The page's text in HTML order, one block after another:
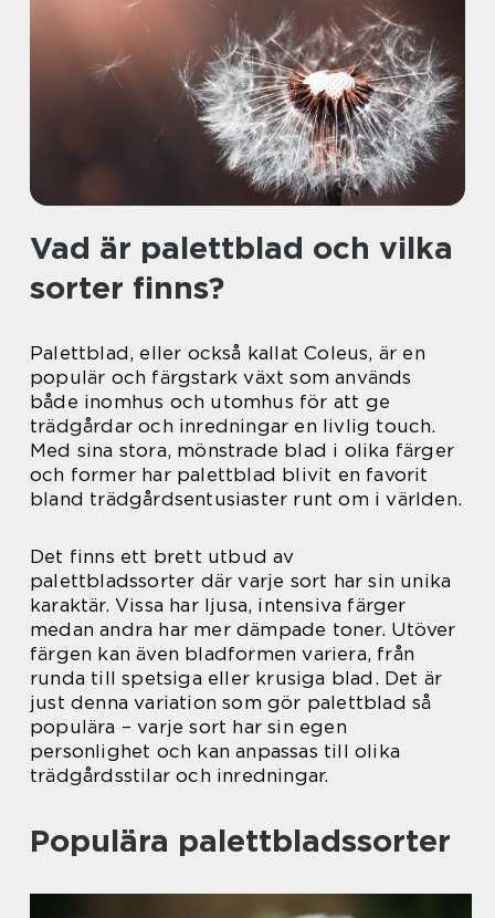
Vad är palettblad och vilka
sorter finns?
Palettblad, eller också kallat Coleus, är en
populär och färgstark växt som används
både inomhus och utomhus för att ge
trädgårdar och inredningar en livlig touch.
Med sina stora, mönstrade blad i olika färger
och former har palettblad blivit en favorit
bland trädgårdsentusiaster runt om i världen.
Det finns ett brett utbud av
palettbladssorter där varje sort har sin unika
karaktär. Vissa har ljusa, intensiva färger
medan andra har mer dämpade toner. Utöver
färgen kan även bladformen variera, från
runda till spetsiga eller krusiga blad. Det är
just denna variation som gör palettblad så
populära – varje sort har sin egen
personlighet och kan anpassas till olika
trädgårdsstilar och inredningar.
Populära palettbladssorter